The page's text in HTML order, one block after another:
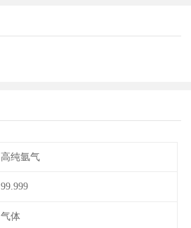
高纯氩气
99.999
气体